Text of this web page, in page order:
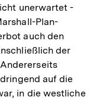
unerwartet -
Plan-
auch den
der
auf die
in die westliche